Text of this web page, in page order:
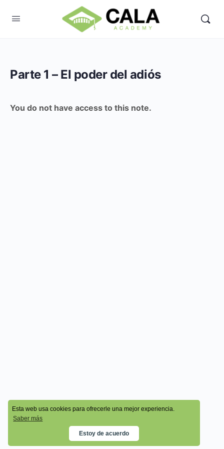
Esta web usa cookies para ofrecerle una mejor experiencia.
Saber más
Estoy de acuerdo
Parte 1 – El poder del adiós
You do not have access to this note.
© 2026 - Cala Academy